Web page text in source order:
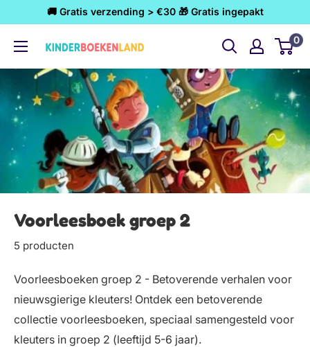
inhoud
🚚 Gratis verzending > €30 🎁 Gratis ingepakt
Kinderboekenland.nl 0
Voorleesboek groep 2
5 producten
Voorleesboeken groep 2 - Betoverende verhalen voor
nieuwsgierige kleuters! Ontdek een betoverende
collectie voorleesboeken, speciaal samengesteld voor
kleuters in groep 2 (leeftijd 5-6 jaar).